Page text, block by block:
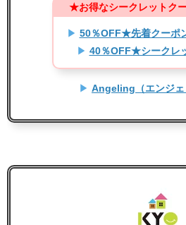
★お得なシークレットク
▶ 50％OFF★先着クーポ
▶ 40％OFF★シークレ
▶ Angeling（エンジェ